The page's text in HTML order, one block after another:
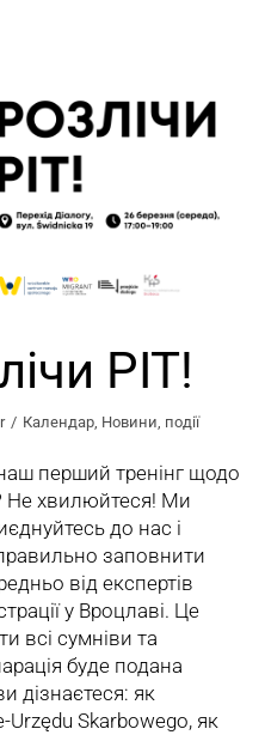
PIT!
Календар, Новини, події
перший тренінг щодо
Не хвилюйтеся! Ми
до нас і
заповнити
від експертів
у Вроцлаві. Це
всі сумніви та
буде подана
дізнаєтеся: як
Skarbowego, як